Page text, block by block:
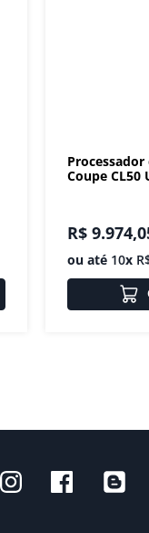
Coupe CL50
R$ 9.974,
ou até 10x